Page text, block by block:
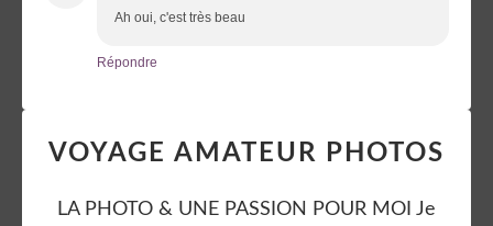
Ah oui, c'est très beau
Répondre
VOYAGE AMATEUR PHOTOS
LA PHOTO & UNE PASSION POUR MOI Je